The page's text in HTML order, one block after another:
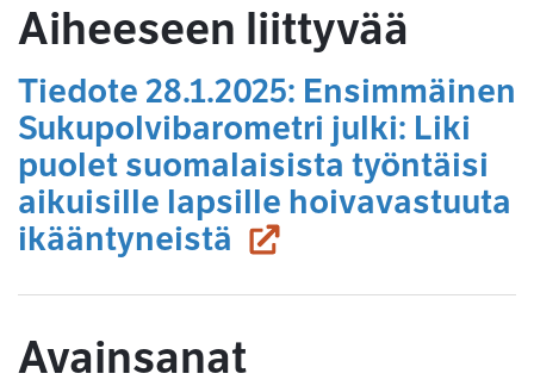
Aiheeseen liittyvää
Tiedote 28.1.2025: Ensimmäinen
Sukupolvibarometri julki: Liki
puolet suomalaisista työntäisi
aikuisille lapsille hoivavastuuta
ikääntyneistä (siirryt toiseen
Avainsanat